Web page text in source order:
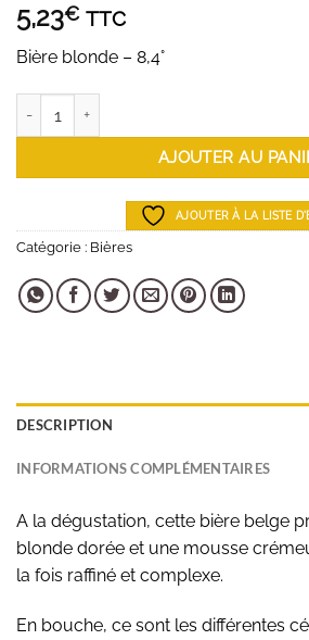
5,23€ TTC
Bière blonde – 8,4°
AJOUTER AU
AJOUTER À LA LISTE
Catégorie : Bières
DESCRIPTION
INFORMATIONS COMPLÉMENTAIRES
A la dégustation, cette bière belge
blonde dorée et une mousse
la fois raffiné et complexe.
En bouche, ce sont les différentes